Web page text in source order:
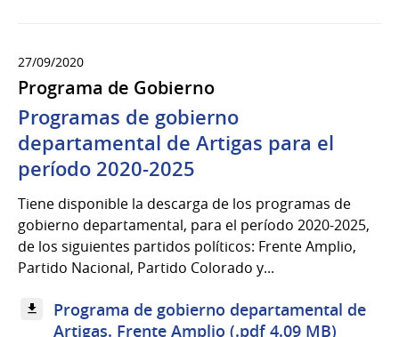
27/09/2020
Programa de Gobierno
Programas de gobierno
departamental de Artigas para el
período 2020-2025
Tiene disponible la descarga de los programas de
gobierno departamental, para el período 2020-2025,
de los siguientes partidos políticos: Frente Amplio,
Partido Nacional, Partido Colorado y...
Programa de gobierno departamental de
Artigas. Frente Amplio (.pdf 4.09 MB)